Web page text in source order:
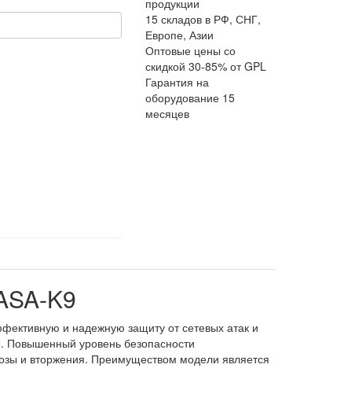
продукции
15 складов в РФ, СНГ,
Европе, Азии
Оптовые цены со
скидкой 30-85% от GPL
Гарантия на
оборудование 15
месяцев
K9
и надежную защиту от сетевых атак и
уровень безопасности
и вторжения. Преимуществом модели является